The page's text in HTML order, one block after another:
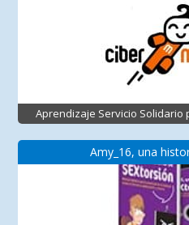
Aprendizaje Servicio Solidario
Amy_16, una